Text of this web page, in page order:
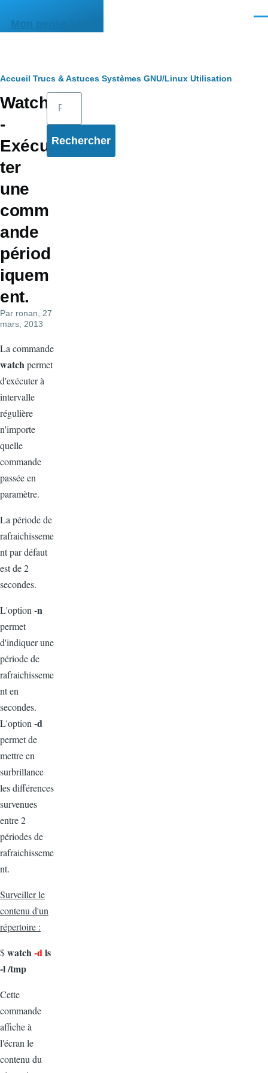
Mon pense-bête
Fil
d'Ariane
Accueil Trucs & Astuces Systèmes GNU/Linux Utilisation
Watch
-
Exécu
ter
une
comm
ande
périod
iquem
ent.
Par ronan , 27
mars, 2013
La commande
watchpermet
d'exécuter à
intervalle
régulière
n'importe
quelle
commande
passée en
paramètre.
La période de
rafraichisseme
nt par défaut
est de 2
secondes.
L'option -n
permet
d'indiquer une
période de
rafraichisseme
nt en
secondes.
L'option -d
permet de
mettre en
surbrillance
les différences
survenues
entre 2
périodes de
rafraichisseme
nt.
Surveiller le
contenu d'un
répertoire :
$watch-dls
-l /tmp
Cette
commande
affiche à
l'écran le
contenu du
Rechercher